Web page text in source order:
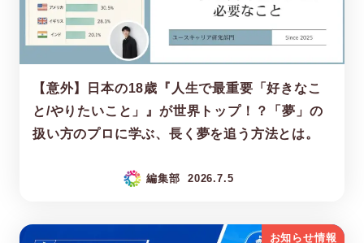
【意外】日本の18歳『人生で最重要「好きなこ
と/やりたいこと」』が世界トップ！？「夢」の
扱い方のプロに学ぶ、長く夢を追う方法とは。
編集部 2026.7.5
お知らせ情報